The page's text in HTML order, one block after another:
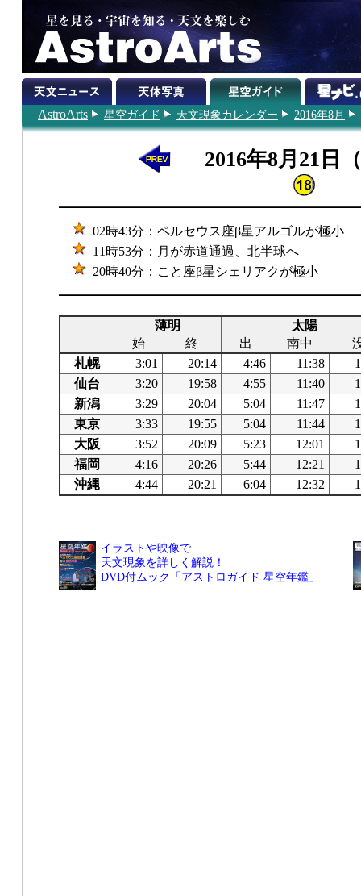
AstroArts 星空ガイド 天文現象カレンダー 2016年8月
2016年8月21日
02時43分：ペルセウス座β星アルゴルが極小
11時53分：月が赤道通過、北半球へ
20時40分：こと座β星シェリアクが極小
薄明
太陽
始
終 出 南中
札幌
3:01 20:14 4:46 11:38
仙台
3:20 19:58 4:55 11:40
新潟
3:29 20:04 5:04 11:47
東京
3:33 19:55 5:04 11:44
大阪
3:52 20:09 5:23 12:01
福岡
4:16 20:26 5:44 12:21
沖縄
4:44 20:21 6:04 12:32
イラストや映像で
天文現象を詳しく解説！
DVD付ムック「アストロガイド 星空年鑑」